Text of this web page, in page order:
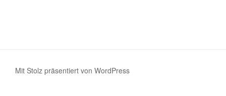
Mit Stolz präsentiert von WordPress